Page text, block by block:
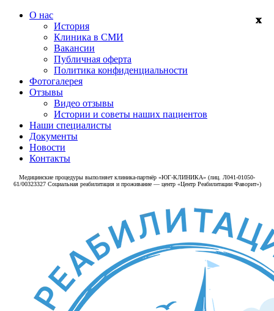
О нас
История
Клиника в СМИ
Вакансии
Публичная оферта
Политика конфиденциальности
Фотогалерея
Отзывы
Видео отзывы
Истории и советы наших пациентов
Наши специалисты
Документы
Новости
Контакты
Медицинские процедуры выполняет клиника‑партнёр «ЮГ-КЛИНИКА» (лиц. Л041-01050-
61/00323327 Социальная реабилитация и проживание — центр «Центр Реабилитации Фаворит»)